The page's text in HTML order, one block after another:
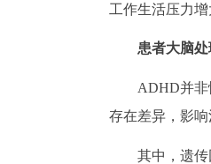
工作生活压力增
患者大脑
ADHD并非
存在差异，影
其中，遗